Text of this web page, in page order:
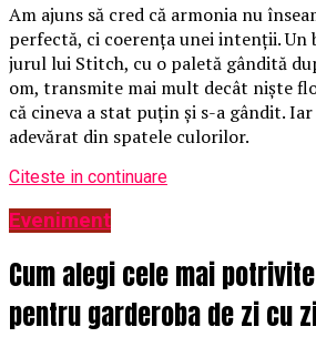
Am ajuns să cred că armonia nu
perfectă, ci coerența unei intenții.
jurul lui Stitch, cu o paletă gândită
om, transmite mai mult decât niște
că cineva a stat puțin și s-a gândit.
adevărat din spatele culorilor.
Citeste in continuare
Eveniment
Cum alegi cele mai
pentru garderoba de zi cu